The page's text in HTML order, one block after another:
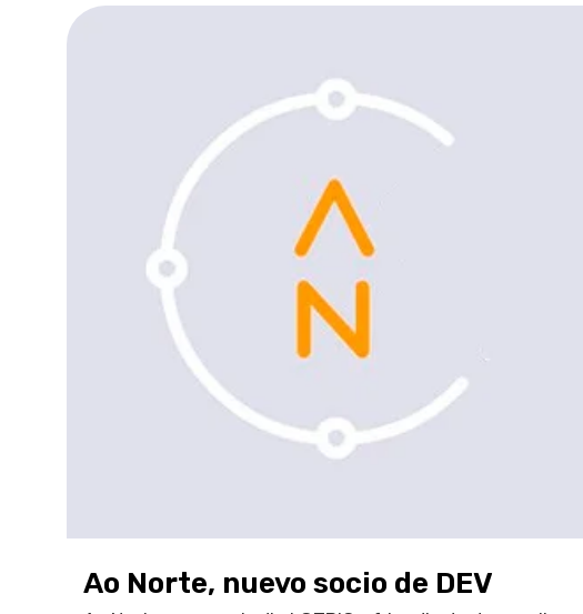
Ao Norte, nuevo socio de DEV